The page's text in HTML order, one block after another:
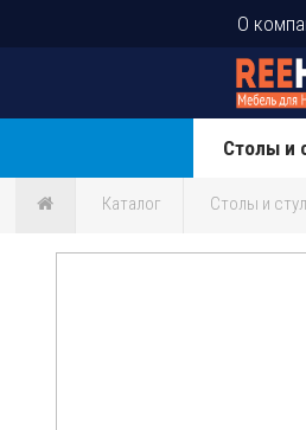
О
Столы и
Каталог Столы и